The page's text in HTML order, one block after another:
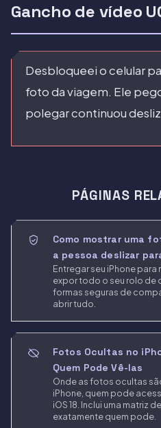
Gancho de vídeo
Desbloqueei o celular
foto da viagem. Ele
polegar continuou
PÁGINAS
Como mostrar uma
a pessoa deslizar
Entregar seu iPhone
expor todo o seu rolo de
formas seguras de
abrir tudo.
Fotos Ocultas no
Quem Pode Vê-las
Onde as fotos ocultas
iPhone, quem pode
iOS 18. Inclui uma matriz
exatamente quem pode.